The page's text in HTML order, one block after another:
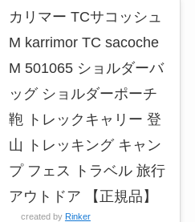
カリマー TCサコッシュ
M karrimor TC sacoche
M 501065 ショルダーバ
ッグ ショルダーポーチ
鞄 トレックキャリー 登
山 トレッキング キャン
プ フェス トラベル 旅行
アウトドア 【正規品】
created by Rinker